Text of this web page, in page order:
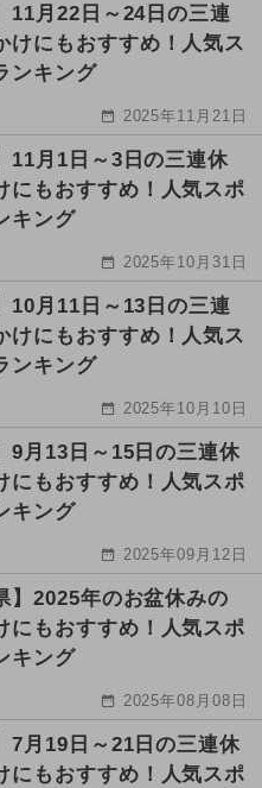
11月22日～24日の三連
けにもおすすめ！人気ス
ンキング
2025年11月21日
11月1日～3日の三連休
にもおすすめ！人気スポ
キング
2025年10月31日
10月11日～13日の三連
けにもおすすめ！人気ス
ンキング
2025年10月10日
9月13日～15日の三連休
にもおすすめ！人気スポ
キング
2025年09月12日
】2025年のお盆休みの
にもおすすめ！人気スポ
キング
2025年08月08日
7月19日～21日の三連休
にもおすすめ！人気スポ